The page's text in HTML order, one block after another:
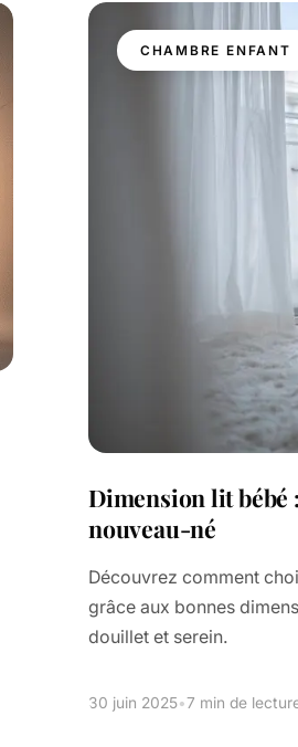
CHAMBRE ENFANT
Dimension lit
nouveau-né
Découvrez comment
grâce aux bonnes
douillet et serein.
30 juin 2025•7 min de